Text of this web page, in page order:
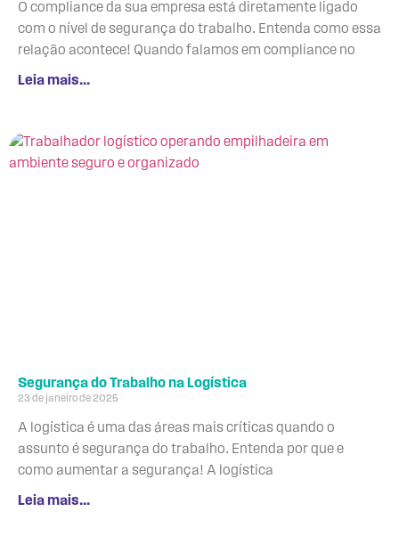
O compliance da sua empresa está diretamente ligado
com o nível de segurança do trabalho. Entenda como essa
relação acontece! Quando falamos em compliance no
Leia mais...
Segurança do Trabalho na Logística
23 de janeiro de 2025
A logística é uma das áreas mais críticas quando o
assunto é segurança do trabalho. Entenda por que e
como aumentar a segurança! A logística
Leia mais...